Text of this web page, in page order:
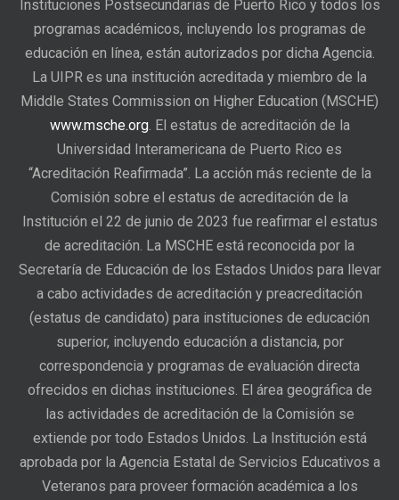
Instituciones Postsecundarias de Puerto Rico y todos los
programas académicos, incluyendo los programas de
educación en línea, están autorizados por dicha Agencia.
La UIPR es una institución acreditada y miembro de la
Middle States Commission on Higher Education (MSCHE)
www.msche.org. El estatus de acreditación de la
Universidad Interamericana de Puerto Rico es
“Acreditación Reafirmada”. La acción más reciente de la
Comisión sobre el estatus de acreditación de la
Institución el 22 de junio de 2023 fue reafirmar el estatus
de acreditación. La MSCHE está reconocida por la
Secretaría de Educación de los Estados Unidos para llevar
a cabo actividades de acreditación y preacreditación
(estatus de candidato) para instituciones de educación
superior, incluyendo educación a distancia, por
correspondencia y programas de evaluación directa
ofrecidos en dichas instituciones. El área geográfica de
las actividades de acreditación de la Comisión se
extiende por todo Estados Unidos. La Institución está
aprobada por la Agencia Estatal de Servicios Educativos a
Veteranos para proveer formación académica a los